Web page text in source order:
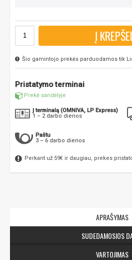
Į
Šio gamintojo prekės parduodamos tik
Pristatymo terminai
Prekė sandėlyje
Į terminalą (OMNIVA, LP Express)
1 – 2 darbo dienos
Paštu
3 – 6 darbo dienos
Perkant už 59€ ir daugiau, prekes
APRAŠYMAS
SUDEDAMOSIOS
VARTOJIMAS